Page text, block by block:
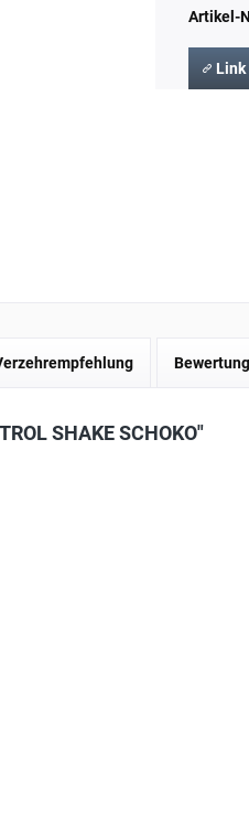
Artikel-
Link
SHAKE SCHOKO"